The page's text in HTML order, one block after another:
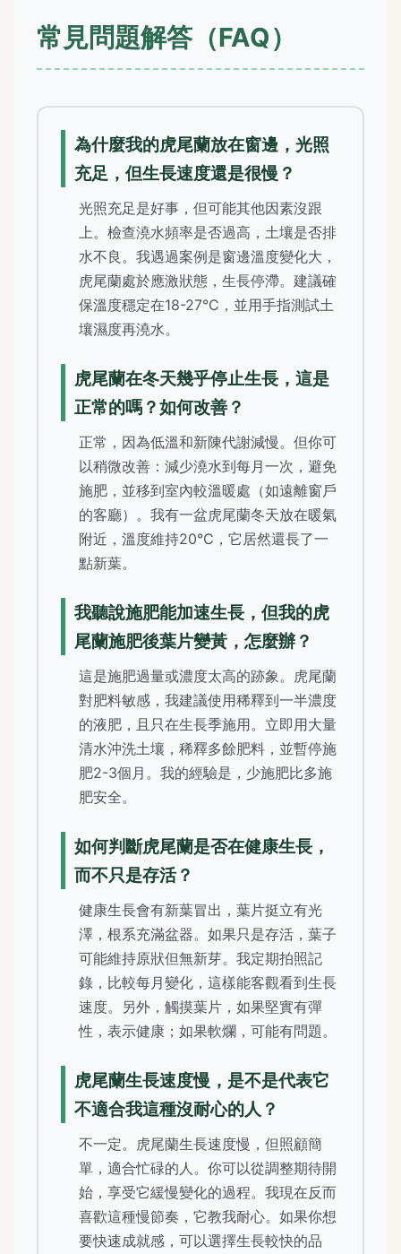
常見問題解答（FAQ）
為什麼我的虎尾蘭放在窗邊，光照
充足，但生長速度還是很慢？
光照充足是好事，但可能其他因素沒跟
上。檢查澆水頻率是否過高，土壤是否排
水不良。我遇過案例是窗邊溫度變化大，
虎尾蘭處於應激狀態，生長停滯。建議確
保溫度穩定在18-27°C，並用手指測試土
壤濕度再澆水。
虎尾蘭在冬天幾乎停止生長，這是
正常的嗎？如何改善？
正常，因為低溫和新陳代謝減慢。但你可
以稍微改善：減少澆水到每月一次，避免
施肥，並移到室內較溫暖處（如遠離窗戶
的客廳）。我有一盆虎尾蘭冬天放在暖氣
附近，溫度維持20°C，它居然還長了一
點新葉。
我聽說施肥能加速生長，但我的虎
尾蘭施肥後葉片變黃，怎麼辦？
這是施肥過量或濃度太高的跡象。虎尾蘭
對肥料敏感，我建議使用稀釋到一半濃度
的液肥，且只在生長季施用。立即用大量
清水沖洗土壤，稀釋多餘肥料，並暫停施
肥2-3個月。我的經驗是，少施肥比多施
肥安全。
如何判斷虎尾蘭是否在健康生長，
而不只是存活？
健康生長會有新葉冒出，葉片挺立有光
澤，根系充滿盆器。如果只是存活，葉子
可能維持原狀但無新芽。我定期拍照記
錄，比較每月變化，這樣能客觀看到生長
速度。另外，觸摸葉片，如果堅實有彈
性，表示健康；如果軟爛，可能有問題。
虎尾蘭生長速度慢，是不是代表它
不適合我這種沒耐心的人？
不一定。虎尾蘭生長速度慢，但照顧簡
單，適合忙碌的人。你可以從調整期待開
始，享受它緩慢變化的過程。我現在反而
喜歡這種慢節奏，它教我耐心。如果你想
要快速成就感，可以選擇生長較快的品